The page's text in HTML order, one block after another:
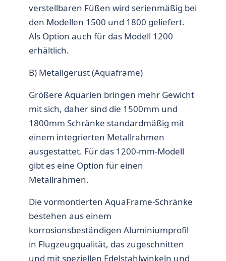
verstellbaren Füßen wird serienmäßig bei
den Modellen 1500 und 1800 geliefert.
Als Option auch für das Modell 1200
erhältlich.
B) Metallgerüst (Aquaframe)
Größere Aquarien bringen mehr Gewicht
mit sich, daher sind die 1500mm und
1800mm Schränke standardmäßig mit
einem integrierten Metallrahmen
ausgestattet. Für das 1200-mm-Modell
gibt es eine Option für einen
Metallrahmen.
Die vormontierten AquaFrame-Schränke
bestehen aus einem
korrosionsbeständigen Aluminiumprofil
in Flugzeugqualität, das zugeschnitten
und mit speziellen Edelstahlwinkeln und